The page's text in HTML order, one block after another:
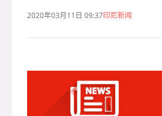
2020年03月11日 09:37印尼新闻